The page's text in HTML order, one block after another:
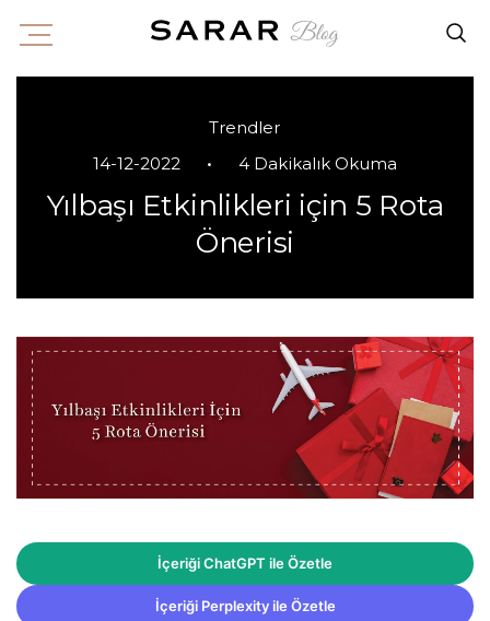
Trendler
14-12-2022
• 4 Dakikalık Okuma
Yılbaşı Etkinlikleri için 5 Rota
Önerisi
İçeriği ChatGPT ile Özetle
İçeriği Perplexity ile Özetle